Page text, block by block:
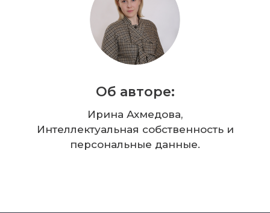
Об авторе:
Ирина Ахмедова,
Интеллектуальная собственность и
персональные данные.